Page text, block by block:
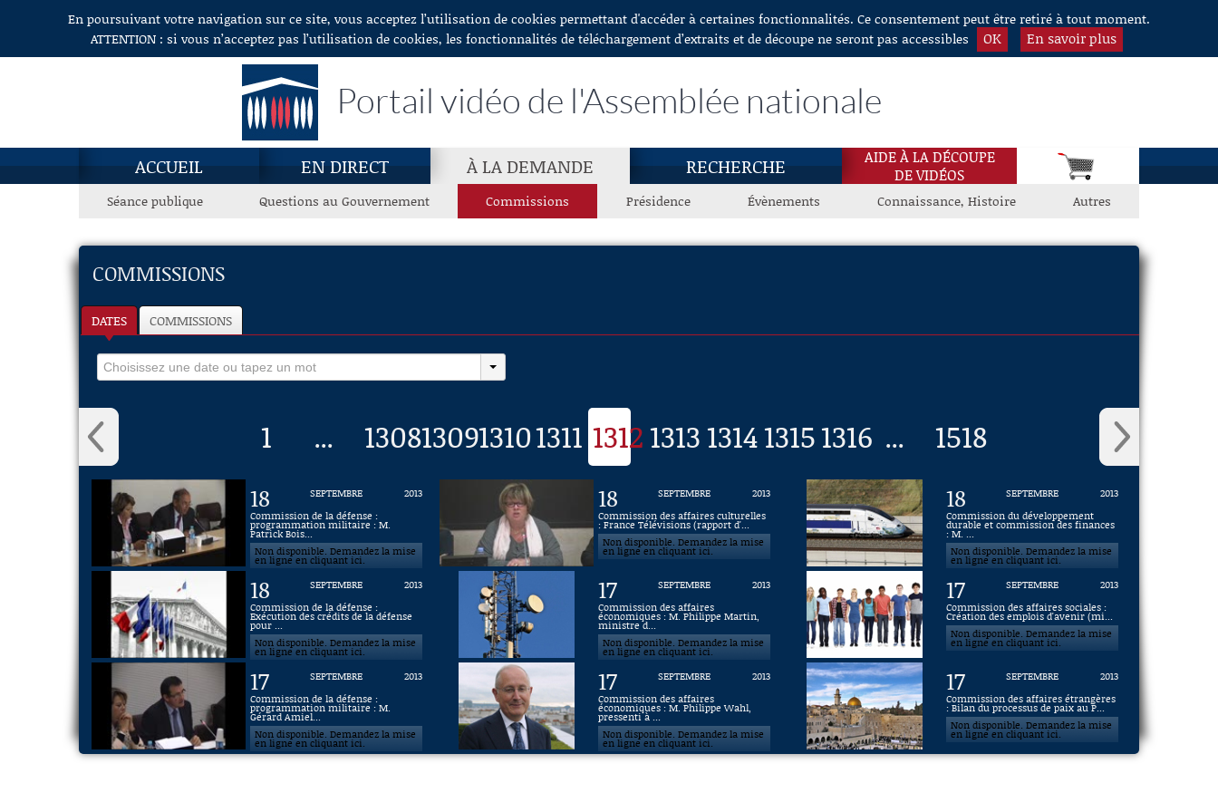
Aller au contenuEn poursuivant votre navigation sur ce site, vous acceptez l’utilisation de cookies permettant d'accéder à certaines fonctionnalités. Ce consentement peut être retiré à tout moment.
ATTENTION : si vous n’acceptez pas l’utilisation de cookies, les fonctionnalités de téléchargement d’extraits et de découpe ne seront pas accessibles
OK En savoir plus
Portail vidéo de l'Assemblée nationale
ACCUEIL EN DIRECT À LA DEMANDE RECHERCHE
AIDE À LA DÉCOUPE
DE VIDÉOS
Séance publique Questions au Gouvernement Commissions Présidence Évènements Connaissance, Histoire Autres
COMMISSIONS
DATES COMMISSIONS
1 ... 1308130913101311 13121313131413151316 ... 1518
18 SEPTEMBRE
2013
Commission de la défense :
programmation militaire : M.
Patrick Bois...
Non disponible. Demandez la mise
en ligne en cliquant ici.
18 SEPTEMBRE
2013
Commission des affaires culturelles
: France Télévisions (rapport d'...
Non disponible. Demandez la mise
en ligne en cliquant ici.
18 SEPTEMBRE
2013
Commission du développement
durable et commission des finances
: M. ...
Non disponible. Demandez la mise
en ligne en cliquant ici.
18 SEPTEMBRE
2013
Commission de la défense :
Exécution des crédits de la défense
pour ...
Non disponible. Demandez la mise
en ligne en cliquant ici.
17 SEPTEMBRE
2013
Commission des affaires
économiques : M. Philippe Martin,
ministre d...
Non disponible. Demandez la mise
en ligne en cliquant ici.
17 SEPTEMBRE
2013
Commission des affaires sociales :
Création des emplois d'avenir (mi...
Non disponible. Demandez la mise
en ligne en cliquant ici.
17 SEPTEMBRE
2013
Commission de la défense :
programmation militaire : M.
Gérard Amiel...
Non disponible. Demandez la mise
en ligne en cliquant ici.
17 SEPTEMBRE
2013
Commission des affaires
économiques : M. Philippe Wahl,
pressenti à ...
Non disponible. Demandez la mise
en ligne en cliquant ici.
17 SEPTEMBRE
2013
Commission des affaires étrangères
: Bilan du processus de paix au P...
Non disponible. Demandez la mise
en ligne en cliquant ici.